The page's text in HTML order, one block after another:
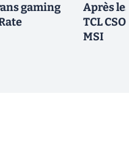
gaming
Après
TCL
MSI